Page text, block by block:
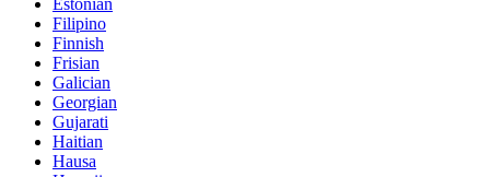
Filipino
Finnish
Frisian
Galician
Georgian
Gujarati
Haitian
Hausa